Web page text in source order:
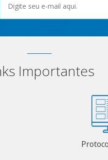
Importantes